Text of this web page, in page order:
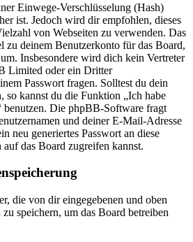
Einwege-Verschlüsselung (Hash)
ist. Jedoch wird dir empfohlen, dieses
von Webseiten zu verwenden. Das
zu deinem Benutzerkonto für das Board,
Insbesondere wird dich kein Vertreter
Limited oder ein Dritter
Passwort fragen. Solltest du dein
so kannst du die Funktion „Ich habe
benutzen. Die phpBB-Software fragt
und deiner E-Mail-Adresse
neu generiertes Passwort an diese
das Board zugreifen kannst.
die von dir eingegebenen und oben
speichern, um das Board betreiben